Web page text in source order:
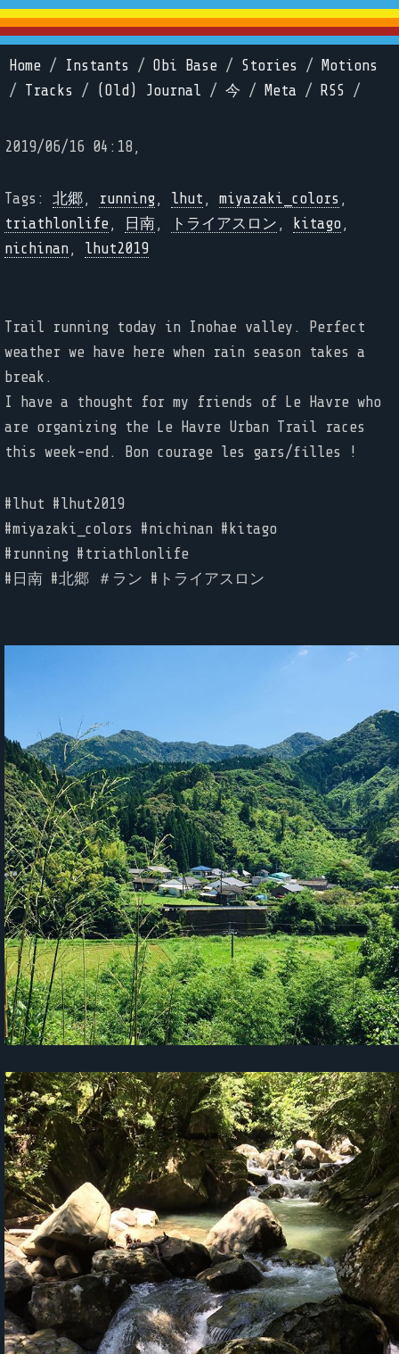
Home / Instants / Obi Base / Stories /
Motions
/ Tracks / (Old) Journal / 今 / Meta / RSS /
2019/06/16 04:18,
Tags: 北郷, running, lhut , miyazaki_colors ,
triathlonlife, 日南, トライアスロン , kitago,
nichinan, lhut2019
Trail running today in Inohae valley. Perfect
weather we have here when rain season takes a
break.
I have a thought for my friends of Le Havre who
are organizing the Le Havre Urban Trail races
this week-end. Bon courage les gars/filles !
#lhut #lhut2019
#miyazaki_colors #nichinan #kitago
#running #triathlonlife
#日南 #北郷 ＃ラン #トライアスロン